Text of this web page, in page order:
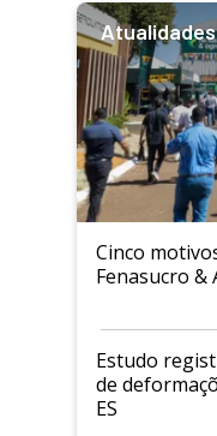
Atualidades
Cinco
Fenasucro &
Estudo
de
ES